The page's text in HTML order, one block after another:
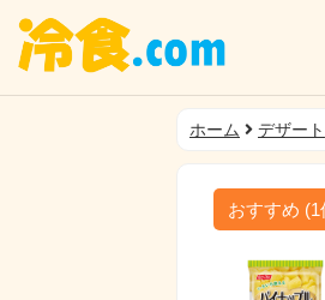
ホーム デザート
おすすめ (1